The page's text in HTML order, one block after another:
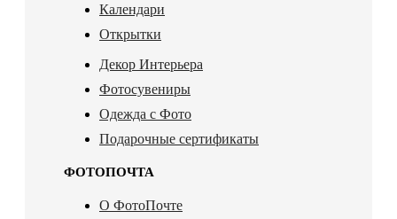
Календари
Открытки
Декор Интерьера
Фотосувениры
Одежда с Фото
Подарочные сертификаты
ФОТОПОЧТА
О ФотоПочте